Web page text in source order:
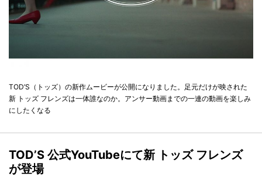
TOD’S（トッズ）の新作ムービーが公開になりました。足元だけが映された
新 トッズ フレンズは一体誰なのか。アンサー動画までの一連の動画を楽しみ
にしたくなる
TOD’S 公式YouTubeにて新 トッズ フレンズ
が登場